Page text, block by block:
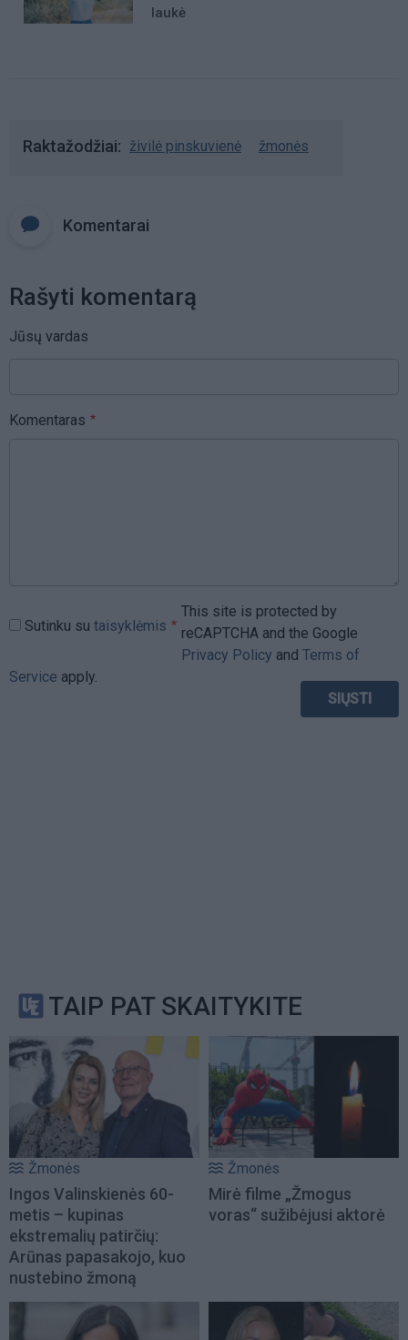
laukė
Raktažodžiai živilė pinskuvienė žmonės
Komentarai
Rašyti komentarą
Jūsų vardas
Komentaras
Sutinku su taisyklėmis
This site is protected by
reCAPTCHA and the Google
Privacy Policy and Terms of
Service apply.
TAIP PAT SKAITYKITE
Žmonės
Ingos Valinskienės 60-
metis – kupinas
ekstremalių patirčių:
Arūnas papasakojo, kuo
nustebino žmoną
Žmonės
Mirė filme „Žmogus
voras“ sužibėjusi aktorė